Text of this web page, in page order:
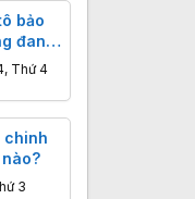
bảo
đang
Thứ 4
chinh
3